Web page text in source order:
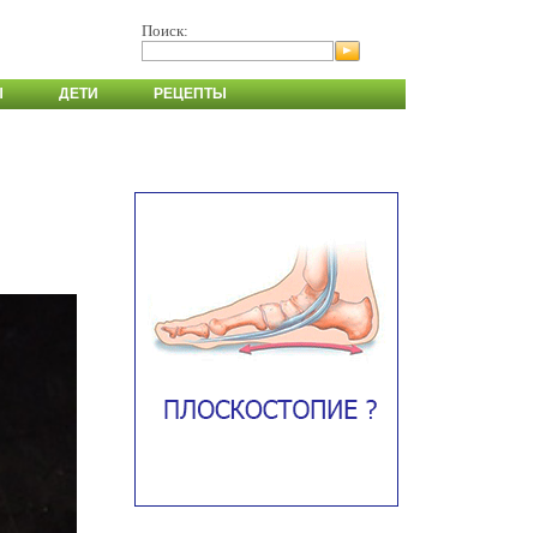
Поиск:
ДЕТИ РЕЦЕПТЫ